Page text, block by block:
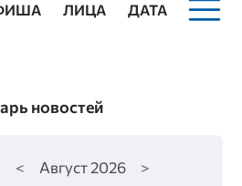
ЛИЦА ДАТА
новостей
< Август2026 >